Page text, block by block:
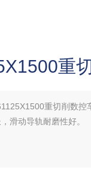
重
重切削数控
滑动导轨耐磨性好。